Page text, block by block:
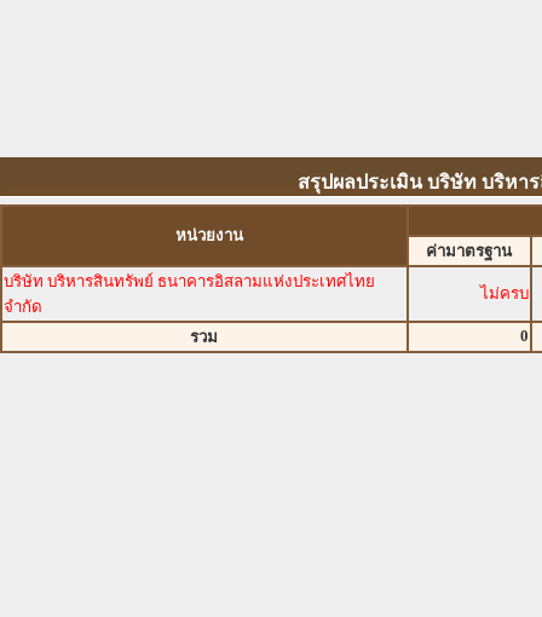
สรุปผลประเมิน บริษัท บริหา
หน่วยงาน
ค่ามาตรฐาน
บริษัท บริหารสินทรัพย์ ธนาคารอิสลามแห่งประเทศไทย
จำกัด
ไม่ครบ
รวม 0